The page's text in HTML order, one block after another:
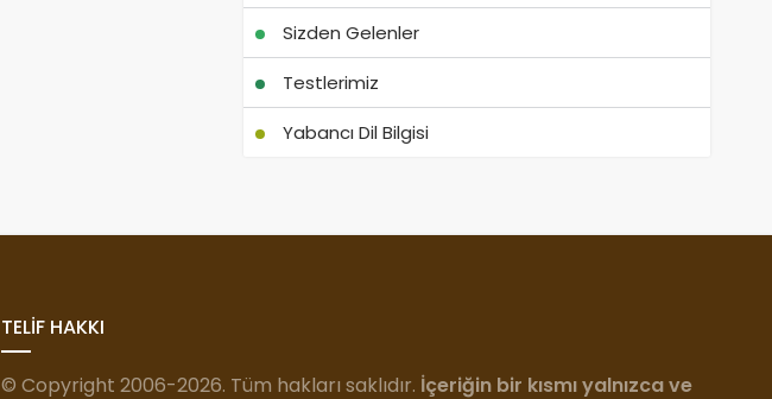
Sizden Gelenler
Testlerimiz
Yabancı Dil Bilgisi
TELİF HAKKI
© Copyright 2006-2026. Tüm hakları saklıdır. İçeriğin bir kısmı yalnızca ve